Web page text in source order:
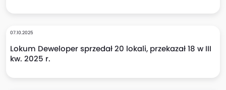
07.10.2025
Lokum Deweloper sprzedał 20 lokali, przekazał 18 w III
kw. 2025 r.